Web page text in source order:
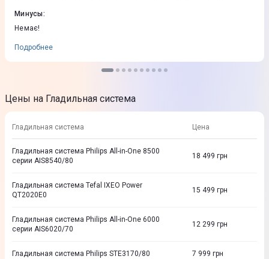
Минусы:
Немає!
Подробнее
Цены на Гладильная система
Гладильная система Цена
Гладильная система Philips All-in-One 8500
серии AIS8540/80
18 499 грн
Гладильная система Tefal IXEO Power
QT2020E0
15 499 грн
Гладильная система Philips All-in-One 6000
серии AIS6020/70
12 299 грн
Гладильная система Philips STE3170/80 7 999 грн